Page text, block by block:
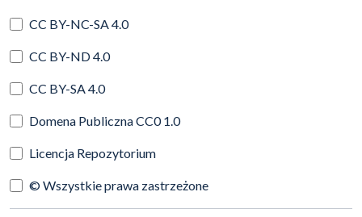
CC BY-NC-SA 4.0
CC BY-ND 4.0
CC BY-SA 4.0
Domena Publiczna CC0 1.0
Licencja Repozytorium
© Wszystkie prawa zastrzeżone